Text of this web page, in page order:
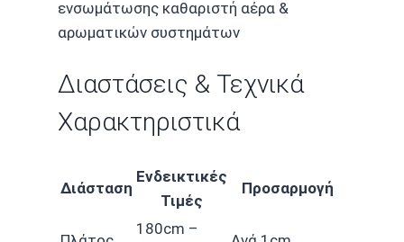
ενσωμάτωσης καθαριστή αέρα &
αρωματικών συστημάτων
Διαστάσεις & Τεχνικά
Χαρακτηριστικά
Διάσταση
Ενδεικτικές
Τιμές
Προσαρμογή
180cm –